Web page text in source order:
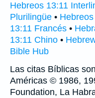
Hebreos 13:11
Plurilingüe •
13:11 Francés •
13:11 Chino •
Bible Hub
Las citas Bíblicas
Américas © 1986,
Foundation, La